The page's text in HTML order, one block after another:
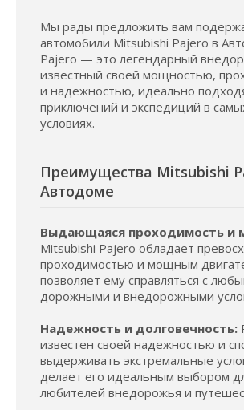
Мы рады предложить вам
автомобили Mitsubishi Pajero в
Pajero — это легендарный
известный своей мощностью,
и надежностью, идеально
приключений и экспедиций в
условиях.
Преимущества Mitsubishi
Автодоме
Выдающаяся проходимость и
Mitsubishi Pajero обладает
проходимостью и мощным
позволяет ему справляться с
дорожными и внедорожными
Надежность и долговечность:
известен своей надежностью и
выдерживать экстремальные
делает его идеальным выбором
любителей внедорожья и